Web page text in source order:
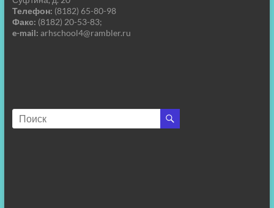
Телефон: (8182) 65-80-98
Факс: (8182) 20-53-83;
e-mail: arhschool4@rambler.ru